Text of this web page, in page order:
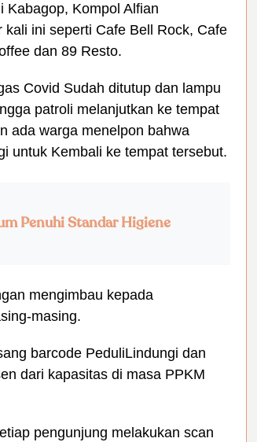
Kabagop, Kompol Alfian
ini seperti Cafe Bell Rock, Cafe
dan 89 Resto.
Covid Sudah ditutup dan lampu
patroli melanjutkan ke tempat
ada warga menelpon bahwa
untuk Kembali ke tempat tersebut.
Penuhi Standar Higiene
mengimbau kepada
masing.
barcode PeduliLindungi dan
dari kapasitas di masa PPKM
pengunjung melakukan scan